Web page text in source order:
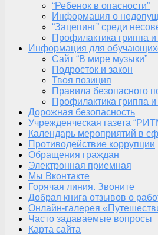
“Ребенок в опасности”
Информация о
“Зацепинг” среди
Профилактика гриппа
Информация для
Сайт “В мире музыки”
Подросток и закон
Твоя позиция
Правила безопасного
Профилактика гриппа
Дорожная безопасность
Учрежденческая газета
Календарь мероприятий в
Противодействие коррупции
Обращения граждан
Электронная приемная
Мы Вконтакте
Горячая линия. Звоните
Добрая книга отзывов о
Онлайн-галерея
Часто задаваемые вопросы
Карта сайта